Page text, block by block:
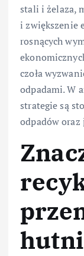
stali i żelaza,
i zwiększenie
rosnących
czoła
odpadami. W
strategie są
odpadów oraz